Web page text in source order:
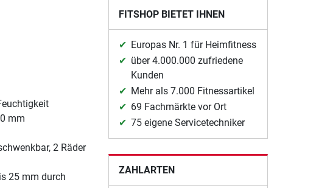
mm
2 Räder
25 mm durch
FITSHOP BIETET IHNEN
Europas Nr. 1 für Heimfitness
über 4.000.000 zufriedene
Kunden
Mehr als 7.000 Fitnessartikel
69 Fachmärkte vor Ort
75 eigene Servicetechniker
ZAHLARTEN